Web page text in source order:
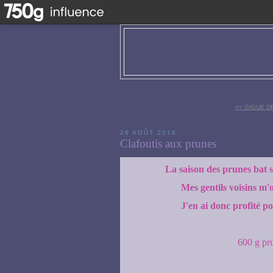
<< GIGUE
26 AOÛT 2018
Clafoutis aux prunes
La saison des prunes bat
Mes gentils voisins
J'en ai donc profité
600 g